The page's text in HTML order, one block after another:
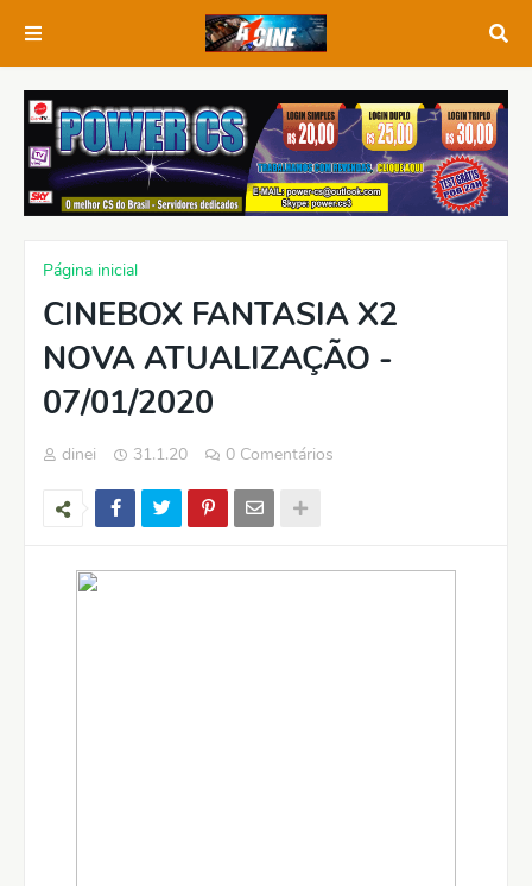
Página inicial
CINEBOX FANTASIA X2
NOVA ATUALIZAÇÃO -
07/01/2020
dinei 31.1.20 0 Comentários